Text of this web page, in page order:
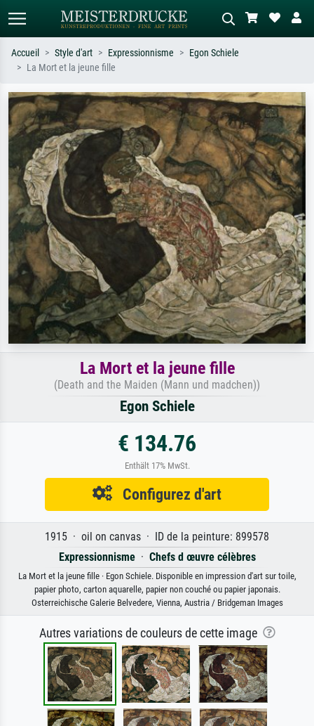
Recherchez par artiste, titre ou style –
ex. Monet, Nuit étoilée,
impressionnisme, vague de Hokusai,
nu.
Décrivez la scène – ex. prairie verte,
abstrait avec beaucoup de rouge,
tableau sombre, nu debout près d'un
arbre.
Accueil Style d'art Expressionnisme
Egon Schiele
La Mort et la jeune fille
La Mort et la jeune fille
(Death and the Maiden (Mann und madchen))
Egon Schiele
€ 134.76
Enthält 17% MwSt.
Configurez d'art
1915 · oil on canvas · ID de la peinture: 899578
Expressionnisme· Chefs d œuvre célèbres
La Mort et la jeune fille · Egon Schiele. Disponible en impression d'art sur toile,
papier photo, carton aquarelle, papier non couché ou papier japonais.
Osterreichische Galerie Belvedere, Vienna, Austria / Bridgeman Images
Autres variations de couleurs de cette image